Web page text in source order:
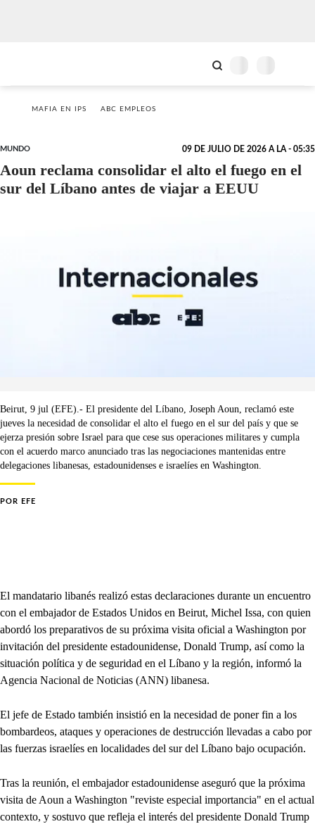
MAFIA EN IPS ABC EMPLEOS
MUNDO 09 DE JULIO DE 2026 A LA - 05:35
Aoun reclama consolidar el alto el fuego en el
sur del Líbano antes de viajar a EEUU
Beirut, 9 jul (EFE).- El presidente del Líbano, Joseph Aoun, reclamó este
jueves la necesidad de consolidar el alto el fuego en el sur del país y que se
ejerza presión sobre Israel para que cese sus operaciones militares y cumpla
con el acuerdo marco anunciado tras las negociaciones mantenidas entre
delegaciones libanesas, estadounidenses e israelíes en Washington.
POR EFE
El mandatario libanés realizó estas declaraciones durante un encuentro
con el embajador de Estados Unidos en Beirut, Michel Issa, con quien
abordó los preparativos de su próxima visita oficial a Washington por
invitación del presidente estadounidense, Donald Trump, así como la
situación política y de seguridad en el Líbano y la región, informó la
Agencia Nacional de Noticias (ANN) libanesa.
El jefe de Estado también insistió en la necesidad de poner fin a los
bombardeos, ataques y operaciones de destrucción llevadas a cabo por
las fuerzas israelíes en localidades del sur del Líbano bajo ocupación.
Tras la reunión, el embajador estadounidense aseguró que la próxima
visita de Aoun a Washington "reviste especial importancia" en el actual
contexto, y sostuvo que refleja el interés del presidente Donald Trump